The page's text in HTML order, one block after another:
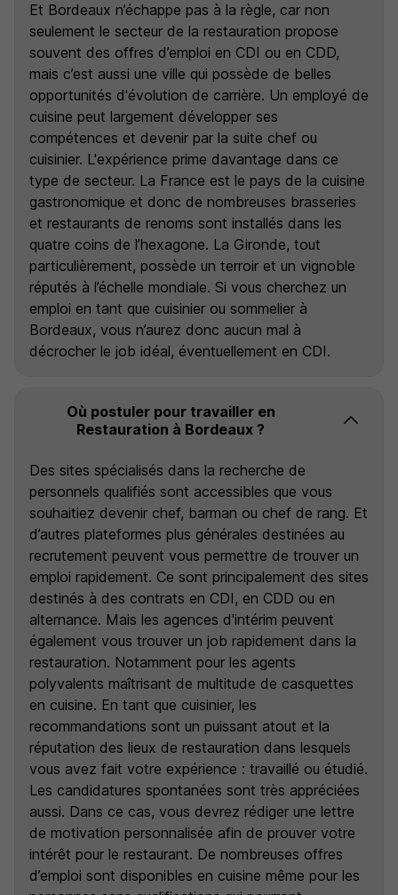
Et Bordeaux n’échappe pas à la règle, car non
seulement le secteur de la restauration propose
souvent des offres d’emploi en CDI ou en CDD,
mais c’est aussi une ville qui possède de belles
opportunités d'évolution de carrière. Un employé de
cuisine peut largement développer ses
compétences et devenir par la suite chef ou
cuisinier. L'expérience prime davantage dans ce
type de secteur. La France est le pays de la cuisine
gastronomique et donc de nombreuses brasseries
et restaurants de renoms sont installés dans les
quatre coins de l’hexagone. La Gironde, tout
particulièrement, possède un terroir et un vignoble
réputés à l’échelle mondiale. Si vous cherchez un
emploi en tant que cuisinier ou sommelier à
Bordeaux, vous n’aurez donc aucun mal à
décrocher le job idéal, éventuellement en CDI.
Où postuler pour travailler en
Restauration à Bordeaux ?
Des sites spécialisés dans la recherche de
personnels qualifiés sont accessibles que vous
souhaitiez devenir chef, barman ou chef de rang. Et
d’autres plateformes plus générales destinées au
recrutement peuvent vous permettre de trouver un
emploi rapidement. Ce sont principalement des sites
destinés à des contrats en CDI, en CDD ou en
alternance. Mais les agences d'intérim peuvent
également vous trouver un job rapidement dans la
restauration. Notamment pour les agents
polyvalents maîtrisant de multitude de casquettes
en cuisine. En tant que cuisinier, les
recommandations sont un puissant atout et la
réputation des lieux de restauration dans lesquels
vous avez fait votre expérience : travaillé ou étudié.
Les candidatures spontanées sont très appréciées
aussi. Dans ce cas, vous devrez rédiger une lettre
de motivation personnalisée afin de prouver votre
intérêt pour le restaurant. De nombreuses offres
d’emploi sont disponibles en cuisine même pour les